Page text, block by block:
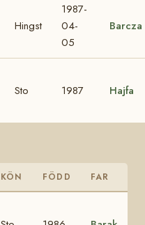
Hingst
1987-
04-
05
Barcza
Sto 1987 Hajfa
KÖN FÖDD FAR